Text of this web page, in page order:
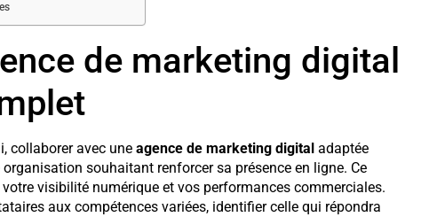
de marketing digital
collaborer avec une agence de marketing digital adaptée
souhaitant renforcer sa présence en ligne. Ce
visibilité numérique et vos performances commerciales.
aux compétences variées, identifier celle qui répondra